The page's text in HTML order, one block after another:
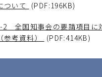
ついて
(PDF:196KB)
2 全国知事会の要請項目に
参考資料）
(PDF:414KB)